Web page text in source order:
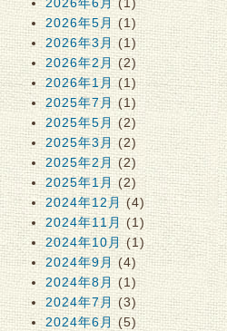
2026年5月 (1)
2026年3月 (1)
2026年2月(2)
2026年1月(1)
2025年7月 (1)
2025年5月 (2)
2025年3月(2)
2025年2月(2)
2025年1月(2)
2024年12月 (4)
2024年11月(1)
2024年10月(1)
2024年9月(4)
2024年8月(1)
2024年7月 (3)
2024年6月(5)